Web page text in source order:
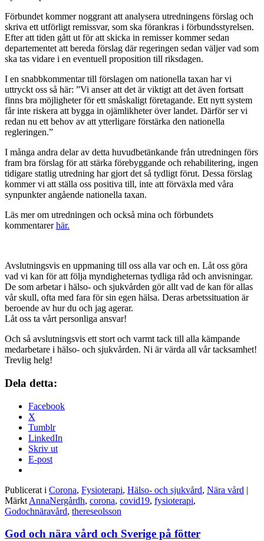
Förbundet kommer noggrant att analysera utredningens förslag och
skriva ett utförligt remissvar, som ska förankras i förbundsstyrelsen.
Efter att tiden gått ut för att skicka in remisser kommer sedan
departementet att bereda förslag där regeringen sedan väljer vad som
ska tas vidare i en eventuell proposition till riksdagen.
I en snabbkommentar till förslagen om nationella taxan har vi
uttryckt oss så här: ”Vi anser att det är viktigt att det även fortsatt
finns bra möjligheter för ett småskaligt företagande. Ett nytt system
får inte riskera att bygga in ojämlikheter över landet. Därför ser vi
redan nu ett behov av att ytterligare förstärka den nationella
regleringen.”
I många andra delar av detta huvudbetänkande från utredningen förs
fram bra förslag för att stärka förebyggande och rehabilitering, ingen
tidigare statlig utredning har gjort det så tydligt förut. Dessa förslag
kommer vi att ställa oss positiva till, inte att förväxla med våra
synpunkter angående nationella taxan.
Läs mer om utredningen och också mina och förbundets
kommentarerhär.
Avslutningsvis en uppmaning till oss alla var och en. Låt oss göra
vad vi kan för att följa myndigheternas tydliga råd och anvisningar.
De som arbetar i hälso- och sjukvården gör allt vad de kan för allas
vår skull, ofta med fara för sin egen hälsa. Deras arbetssituation är
beroende av hur du och jag agerar.
Låt oss ta vårt personliga ansvar!
Och så avslutningsvis ett stort och varmt tack till alla kämpande
medarbetare i hälso- och sjukvården. Ni är värda all vår tacksamhet!
Trevlig helg!
Dela detta:
Facebook
X
Tumblr
LinkedIn
Skriv ut
E-post
Publicerat i Corona, Fysioterapi, Hälso- och sjukvård, Nära vård |
Märkt AnnaNergårdh, corona, covid19, fysioterapi,
Godochnäravård, thereseolsson
God och nära vård och Sverige på fötter